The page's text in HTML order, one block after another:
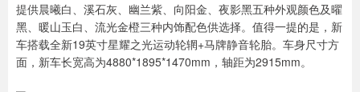
提供晨曦白、溪石灰、幽兰紫、向阳金、夜影黑五种外观颜色及曜
黑、暖山玉白、流光金橙三种内饰配色供选择。值得一提的是，新
车搭载全新19英寸星耀之光运动轮辋+马牌静音轮胎。车身尺寸方
面，新车长宽高为4880*1895*1470mm，轴距为2915mm。